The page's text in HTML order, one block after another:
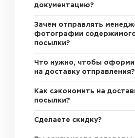
документацию?
Зачем отправлять
фотографии
посылки?
Что нужно, чтобы
на доставку отправления?
Как сэкономить на
посылки?
Сделаете скидку?